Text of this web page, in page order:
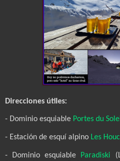
Direcciones útiles:
- Dominio esquiable Portes du
- Estación de esquí alpino Les
- Dominio esquiable Paradiski